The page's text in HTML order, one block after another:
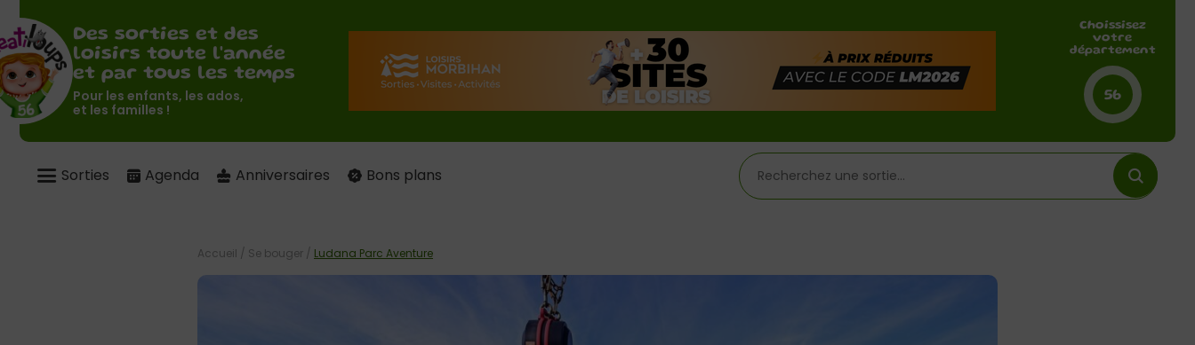
Des sorties et des
loisirs toute l'année
et par tous les temps
Pour les enfants, les ados,
et les familles !
Choissisez
votre
département
56
Sorties Agenda Anniversaires Bons plans
Accueil / Se bouger / Ludana Parc Aventure